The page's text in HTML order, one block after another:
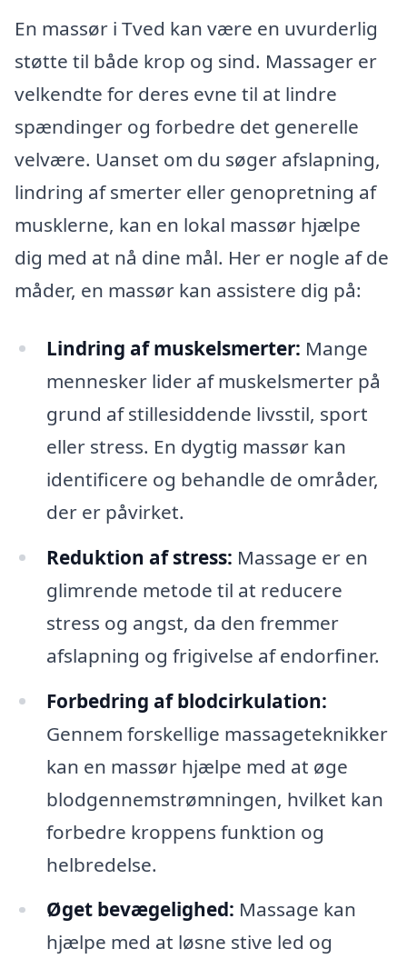
En massør i Tved kan være en uvurderlig
støtte til både krop og sind. Massager er
velkendte for deres evne til at lindre
spændinger og forbedre det generelle
velvære. Uanset om du søger afslapning,
lindring af smerter eller genopretning af
musklerne, kan en lokal massør hjælpe
dig med at nå dine mål. Her er nogle af de
måder, en massør kan assistere dig på:
Lindring af muskelsmerter: Mange
mennesker lider af muskelsmerter på
grund af stillesiddende livsstil, sport
eller stress. En dygtig massør kan
identificere og behandle de områder,
der er påvirket.
Reduktion af stress: Massage er en
glimrende metode til at reducere
stress og angst, da den fremmer
afslapning og frigivelse af endorfiner.
Forbedring af blodcirkulation:
Gennem forskellige massageteknikker
kan en massør hjælpe med at øge
blodgennemstrømningen, hvilket kan
forbedre kroppens funktion og
helbredelse.
Øget bevægelighed: Massage kan
hjælpe med at løsne stive led og